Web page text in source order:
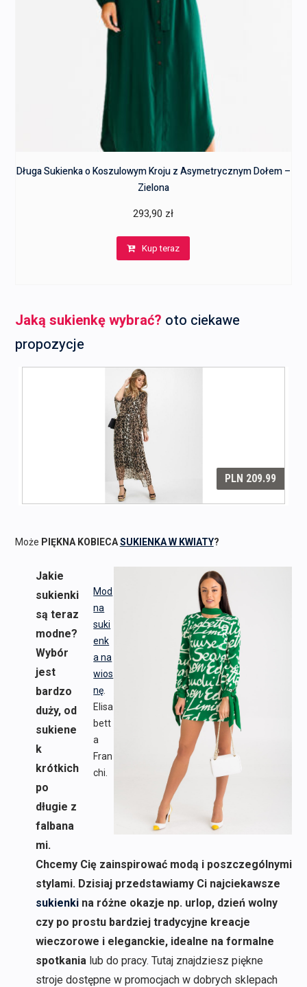
Długa Sukienka o Koszulowym Kroju z Asymetrycznym Dołem –
Zielona
293,90 zł
Kup teraz
Jaką sukienkę wybrać? oto ciekawe
propozycje
Może PIĘKNA KOBIECASUKIENKA W KWIATY?
Mod
na
suki
enk
a na
wios
nę
Elisa
bett
a
Fran
chi.
Jakie
sukienki
są teraz
modne?
Wybór
jest
bardzo
duży, od
sukiene
k
krótkich
po
długie z
falbana
mi.
Chcemy Cię zainspirować modą i poszczególnymi
stylami. Dzisiaj przedstawiamy Ci najciekawsze
sukienkina różne okazje np. urlop, dzień wolny
czy po prostu bardziej tradycyjne kreacje
wieczorowe i eleganckie, idealne na formalne
spotkania lub do pracy. Tutaj znajdziesz piękne
stroje dostępne w promocjach w dobrych sklepach